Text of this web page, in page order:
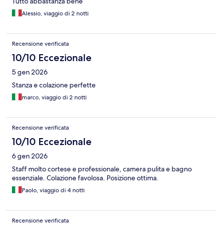
Alessio, viaggio di 2 notti
Recensione verificata
10/10 Eccezionale
5 gen 2026
Stanza e colazione perfette
marco, viaggio di 2 notti
Recensione verificata
10/10 Eccezionale
6 gen 2026
Staff molto cortese e professionale, camera pulita e bagno
essenziale. Colazione favolosa. Posizione ottima.
Paolo, viaggio di 4 notti
Recensione verificata